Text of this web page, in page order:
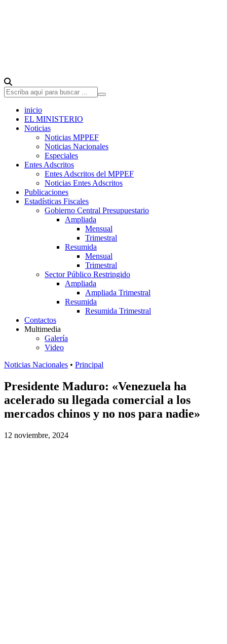
inicio
EL MINISTERIO
Noticias
Noticias MPPEF
Noticias Nacionales
Especiales
Entes Adscritos
Entes Adscritos del MPPEF
Noticias Entes Adscritos
Publicaciones
Estadísticas Fiscales
Gobierno Central Presupuestario
Ampliada
Mensual
Trimestral
Resumida
Mensual
Trimestral
Sector Público Restringido
Ampliada
Ampliada Trimestral
Resumida
Resumida Trimestral
Contactos
Multimedia
Galería
Video
Noticias Nacionales • Principal
Presidente Maduro: «Venezuela ha
acelerado su llegada comercial a los
mercados chinos y no nos para nadie»
12 noviembre, 2024